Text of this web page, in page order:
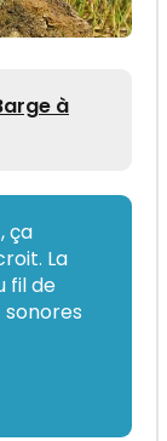
à
ça
La
fil de
sonores